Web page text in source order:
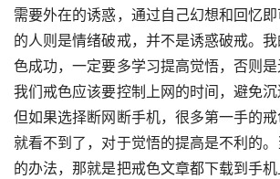
需要外在的诱惑，通过自己幻想和回忆
的人则是情绪破戒，并不是诱惑破戒。
色成功，一定要多学习提高觉悟，否则是
我们戒色应该要控制上网的时间，避免沉
但如果选择断网断手机，很多第一手的
就看不到了，对于觉悟的提高是不利的
的办法，那就是把戒色文章都下载到手